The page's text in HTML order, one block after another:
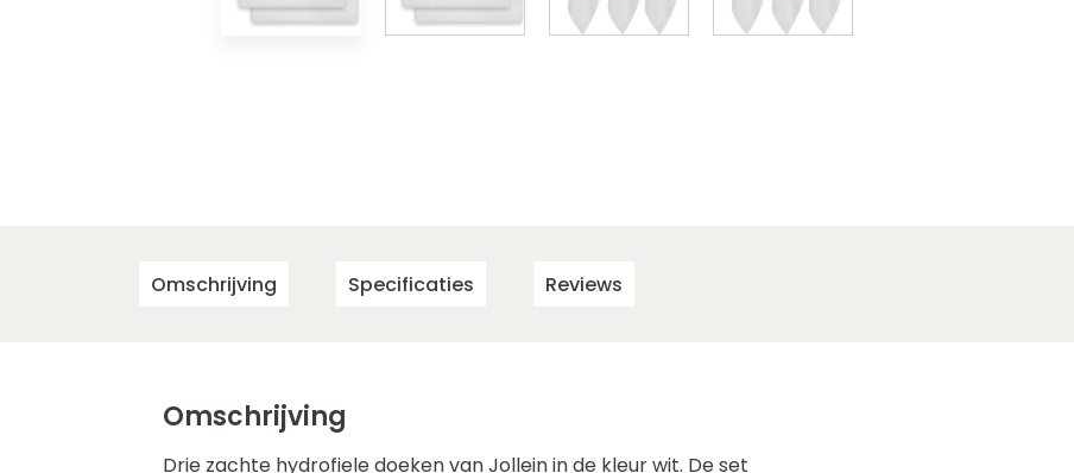
Omschrijving Specificaties Reviews
Omschrijving
Drie zachte hydrofiele doeken van Jollein in de kleur wit. De set